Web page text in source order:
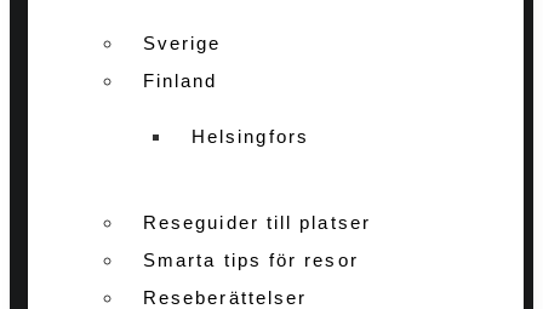
Sverige
Finland
Helsingfors
Reseguider till platser
Smarta tips för resor
Reseberättelser